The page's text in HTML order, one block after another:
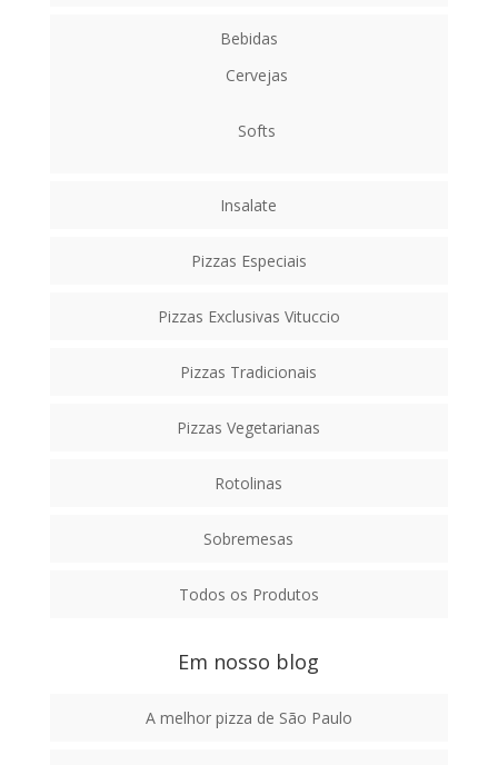
Bebidas
Cervejas
Softs
Insalate
Pizzas Especiais
Pizzas Exclusivas Vituccio
Pizzas Tradicionais
Pizzas Vegetarianas
Rotolinas
Sobremesas
Todos os Produtos
Em nosso blog
A melhor pizza de São Paulo